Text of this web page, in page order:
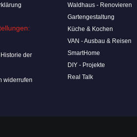
Historie der
widerrufen
Waldhaus - Renovieren
Gartengestaltung
Küche & Kochen
VAN - Ausbau & Reisen
SmartHome
DIY - Projekte
Real Talk